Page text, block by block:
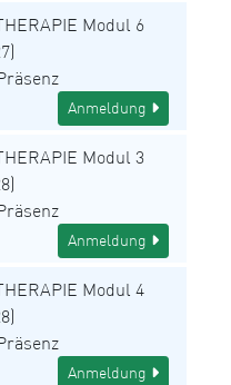
Modul 6
Anmeldung
Modul 3
Anmeldung
Modul 4
Anmeldung